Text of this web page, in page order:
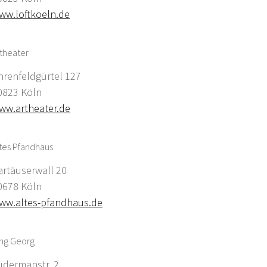
127
Köln
Pfandhaus
20
Köln
pfandhaus.de
Georg